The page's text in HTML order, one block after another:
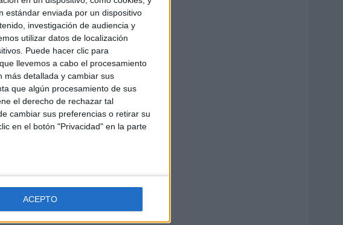
estándar enviada por un dispositivo
investigación de audiencia y
utilizar datos de localización
Puede hacer clic para
llevemos a cabo el procesamiento
más detallada y cambiar sus
que algún procesamiento de sus
el derecho de rechazar tal
cambiar sus preferencias o retirar su
en el botón "Privacidad" en la parte
ACEPTO